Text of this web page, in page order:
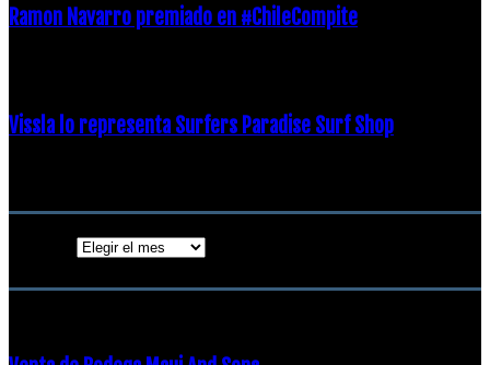
Ramon Navarro premiado en #ChileCompite
Vissla lo representa Surfers Paradise Surf Shop